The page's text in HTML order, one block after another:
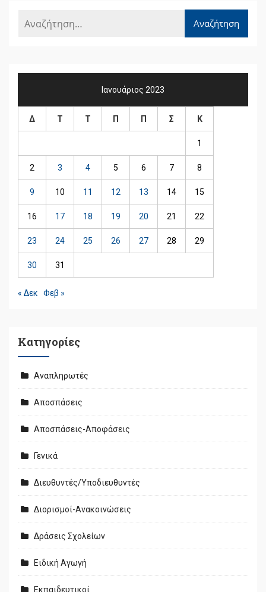
Ιανουάριος 2023
Δ Τ Τ Π Π Σ Κ
1
2 3 4 5 6 7 8
9 10 11 12 13 14 15
16 17 18 19 20 21 22
23 24 25 26 27 28 29
30 31
« Δεκ Φεβ »
Kατηγορίες
Αναπληρωτές
Αποσπάσεις
Αποσπάσεις-Αποφάσεις
Γενικά
Διευθυντές/Υποδιευθυντές
Διορισμοί-Ανακοινώσεις
Δράσεις Σχολείων
Ειδική Αγωγή
Εκπαιδευτικοί